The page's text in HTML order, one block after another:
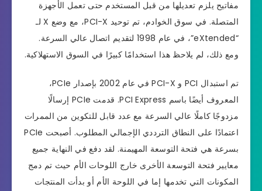
مفاتيح يلزم تعديلها من قبل المستخدم حتى تعمل الأجهزة
المتصلة. في سوق الخوادم، تم توحيد PCI-X، مع وضع X لـ
“eXtended”، في عام 1998 لتقديم اتصال عالي السرعة.
ومع ذلك، لم يلاحظ هذا استخدامًا كبيرًا في السوق الاستهلاكية.
تم استبدال PCI و PCI-X في عام 2002 بإصدار PCIe،
المعروف أيضًا باسم PCI Express. قدمت PCIe إرسالًا
مزدوجًا كاملًا عالي السرعة مع عدد قابل للتكوين من الممرات
اعتمادًا على النطاق الترددي الإجمالي المطلوب. أصبحت PCIe
بسرعة هي فتحة التوسعة المهيمنة. لقد دفع في النهاية جميع
معايير فتحة التوسعة الأخرى خارج اللوحات الأم حيث تم دمج
المكونات التي تخدمها إما في اللوحة الأم أو بدأت المنتجات